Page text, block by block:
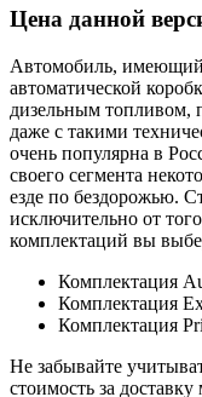
Цена данной
Автомобиль,
автоматической
дизельным топливом,
даже с такими
очень популярна в
своего сегмента
езде по бездорожью.
исключительно от
комплектаций вы
Комплектация
Комплектация
Комплектация
Не забывайте
стоимость за